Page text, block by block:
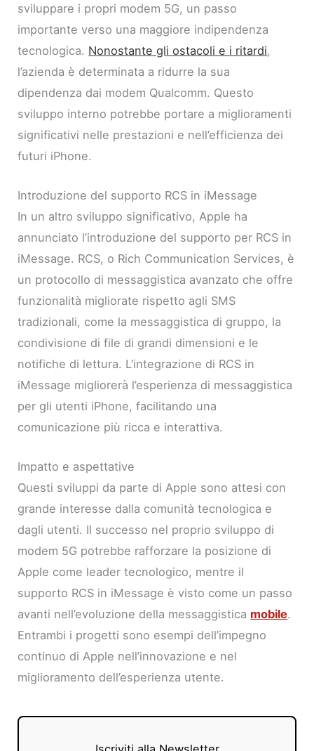
sviluppare i propri modem 5G, un passo
importante verso una maggiore indipendenza
tecnologica. Nonostante gli ostacoli e i ritardi,
l’azienda è determinata a ridurre la sua
dipendenza dai modem Qualcomm. Questo
sviluppo interno potrebbe portare a miglioramenti
significativi nelle prestazioni e nell’efficienza dei
futuri iPhone.
Introduzione del supporto RCS in iMessage
In un altro sviluppo significativo, Apple ha
annunciato l’introduzione del supporto per RCS in
iMessage. RCS, o Rich Communication Services, è
un protocollo di messaggistica avanzato che offre
funzionalità migliorate rispetto agli SMS
tradizionali, come la messaggistica di gruppo, la
condivisione di file di grandi dimensioni e le
notifiche di lettura. L’integrazione di RCS in
iMessage migliorerà l’esperienza di messaggistica
per gli utenti iPhone, facilitando una
comunicazione più ricca e interattiva.
Impatto e aspettative
Questi sviluppi da parte di Apple sono attesi con
grande interesse dalla comunità tecnologica e
dagli utenti. Il successo nel proprio sviluppo di
modem 5G potrebbe rafforzare la posizione di
Apple come leader tecnologico, mentre il
supporto RCS in iMessage è visto come un passo
avanti nell’evoluzione della messaggistica mobile.
Entrambi i progetti sono esempi dell’impegno
continuo di Apple nell’innovazione e nel
miglioramento dell’esperienza utente.